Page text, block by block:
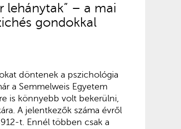
lehánytak” – a mai
gondokkal
döntenek a pszichológia
a Semmelweis Egyetem
is könnyebb volt bekerülni,
A jelentkezők száma évről
t. Ennél többen csak a